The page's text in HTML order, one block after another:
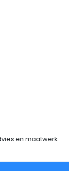
en maatwerk